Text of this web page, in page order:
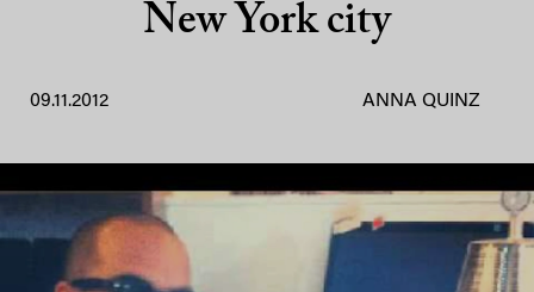
New York city
09.11.2012 ANNA QUINZ